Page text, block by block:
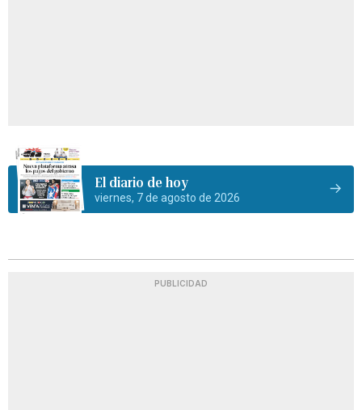
El diario de hoy
viernes, 7 de agosto de 2026
PUBLICIDAD